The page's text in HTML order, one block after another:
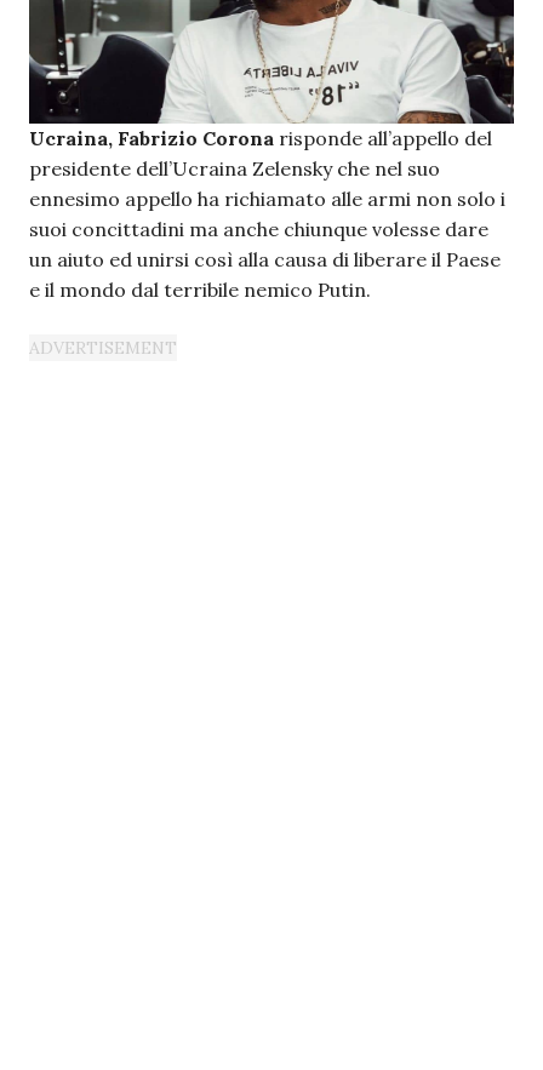
Ucraina, Fabrizio Corona risponde all’appello del
presidente dell’Ucraina Zelensky che nel suo
ennesimo appello ha richiamato alle armi non solo i
suoi concittadini ma anche chiunque volesse dare
un aiuto ed unirsi così alla causa di liberare il Paese
e il mondo dal terribile nemico Putin.